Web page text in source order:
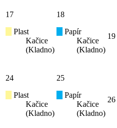
17
Plast
Kačice
(Kladno)
18
Papír
Kačice
(Kladno)
19
24
Plast
Kačice
(Kladno)
25
Papír
Kačice
(Kladno)
26